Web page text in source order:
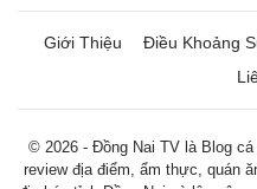
Giới Thiệu Điều Khoảng
© 2026 - Đồng Nai TV là Blog
review địa điểm, ẩm thực, quán